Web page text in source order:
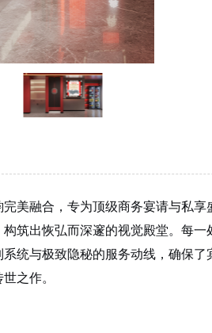
美融合，专为顶级商务宴请与私
筑出恢弘而深邃的视觉殿堂。每
统与极致隐秘的服务动线，确保
之作。